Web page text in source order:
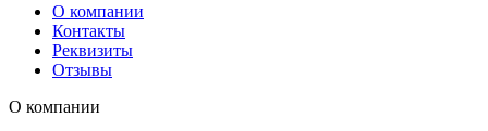
О компании
Контакты
Реквизиты
Отзывы
О компании